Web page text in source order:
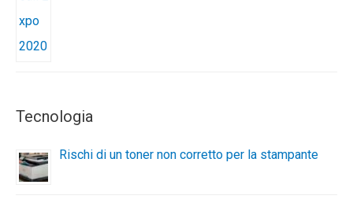
Tecnologia
Rischi di un toner non corretto per la stampante